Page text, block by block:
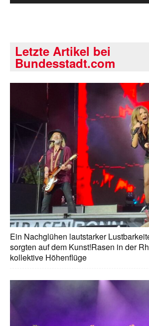
Letzte Artikel bei
Bundesstadt.com
Ein Nachglühen lautstarker
sorgten auf dem Kunst!Rasen in der
kollektive Höhenflüge